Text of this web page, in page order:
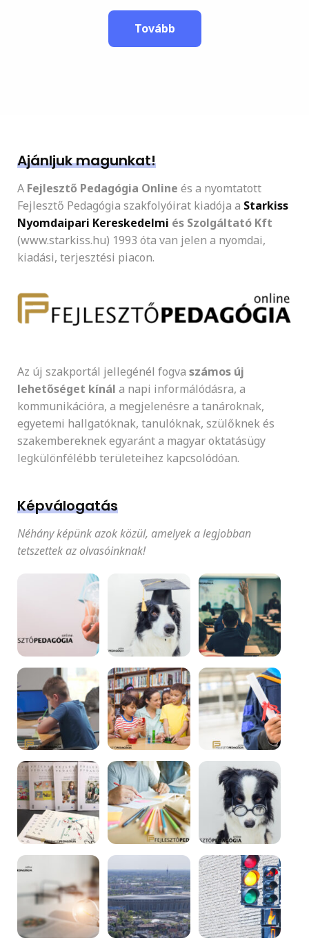
Tovább
Ajánljuk magunkat!
A Fejlesztő Pedagógia Online és a nyomtatott
Fejlesztő Pedagógia szakfolyóirat kiadója a Starkiss
Nyomdaipari Kereskedelmi és Szolgáltató Kft
(www.starkiss.hu) 1993 óta van jelen a nyomdai,
kiadási, terjesztési piacon.
Az új szakportál jellegénél fogva számos új
lehetőséget kínál a napi informálódásra, a
kommunikációra, a megjelenésre a tanároknak,
egyetemi hallgatóknak, tanulóknak, szülőknek és
szakembereknek egyaránt a magyar oktatásügy
legkülönfélébb területeihez kapcsolódóan.
Képválogatás
Néhány képünk azok közül, amelyek a legjobban
tetszettek az olvasóinknak!